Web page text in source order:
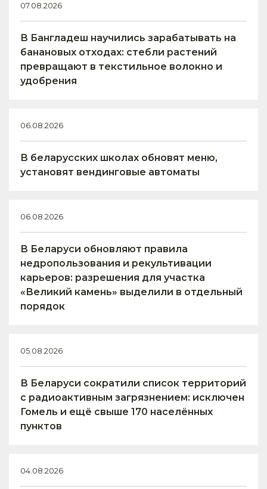
07.08.2026
В Бангладеш научились зарабатывать на
банановых отходах: стебли растений
превращают в текстильное волокно и
удобрения
06.08.2026
В беларусских школах обновят меню,
установят вендинговые автоматы
06.08.2026
В Беларуси обновляют правила
недропользования и рекультивации
карьеров: разрешения для участка
«Великий камень» выделили в отдельный
порядок
05.08.2026
В Беларуси сократили список территорий
с радиоактивным загрязнением: исключен
Гомель и ещё свыше 170 населённых
пунктов
04.08.2026